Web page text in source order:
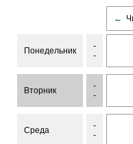
←
Понедельник
-
-
Вторник
-
-
Среда
-
-